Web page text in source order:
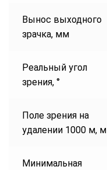
Вынос выходного
зрачка, мм
Реальный угол
зрения, °
Поле зрения на
удалении 1000 м, м
Минимальная